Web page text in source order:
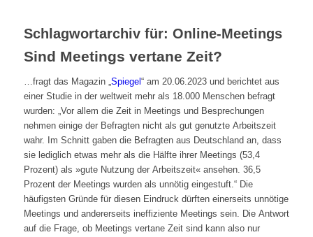
Schlagwortarchiv für: Online-Meetings
Sind Meetings vertane Zeit?
…fragt das Magazin „Spiegel “ am 20.06.2023 und berichtet aus
einer Studie in der weltweit mehr als 18.000 Menschen befragt
wurden: „Vor allem die Zeit in Meetings und Besprechungen
nehmen einige der Befragten nicht als gut genutzte Arbeitszeit
wahr. Im Schnitt gaben die Befragten aus Deutschland an, dass
sie lediglich etwas mehr als die Hälfte ihrer Meetings (53,4
Prozent) als »gute Nutzung der Arbeitszeit« ansehen. 36,5
Prozent der Meetings wurden als unnötig eingestuft.“ Die
häufigsten Gründe für diesen Eindruck dürften einerseits unnötige
Meetings und andererseits ineffiziente Meetings sein. Die Antwort
auf die Frage, ob Meetings vertane Zeit sind kann also nur